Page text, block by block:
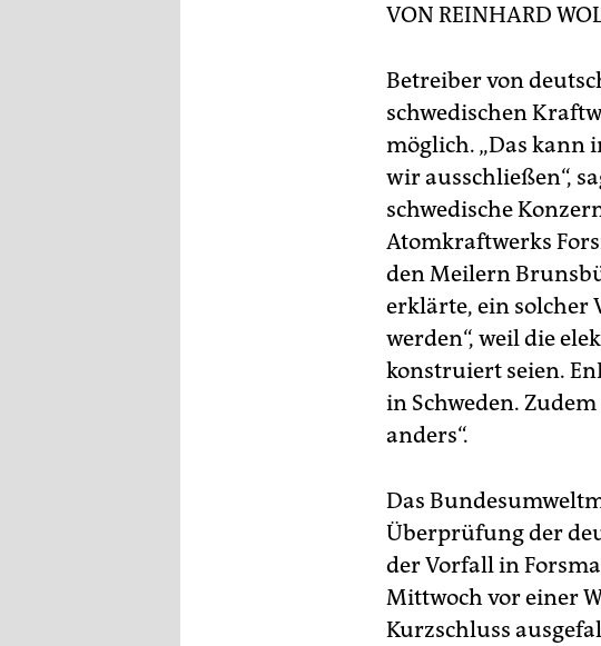
VON REINHARD
Betreiber von
schwedischen
möglich. „Das kann
wir ausschließen“,
schwedische
Atomkraftwerks
den Meilern
erklärte, ein solcher
werden“, weil die
konstruiert seien.
in Schweden.
anders“.
Das
Überprüfung der
der Vorfall in
Mittwoch vor einer
Kurzschluss